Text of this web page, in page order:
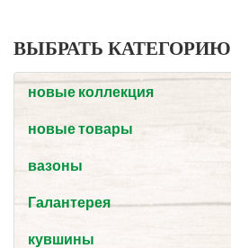
ВЫБРАТЬ КАТЕГОРИЮ
новые коллекция
новые товары
вазоны
Галантерея
кувшины